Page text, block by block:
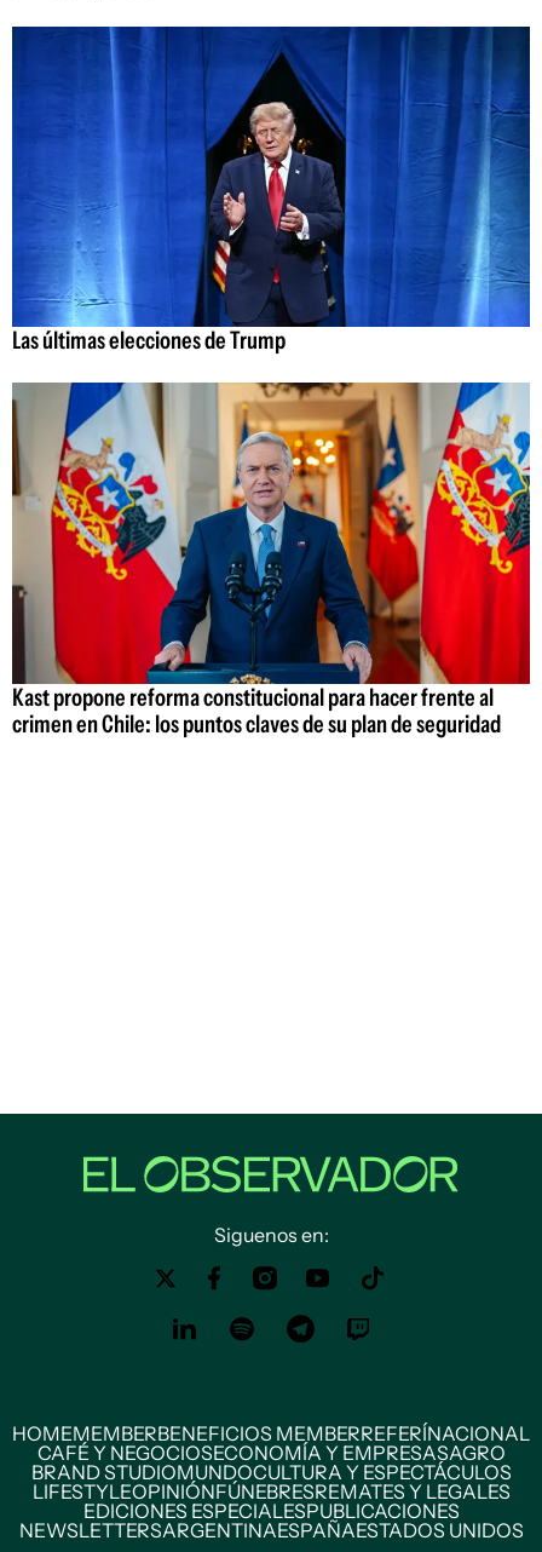
Las últimas elecciones de Trump
Kast propone reforma constitucional para hacer frente al
crimen en Chile: los puntos claves de su plan de seguridad
Siguenos en:
HOMEMEMBERBENEFICIOS MEMBERREFERÍNACIONAL
CAFÉ Y NEGOCIOSECONOMÍA Y EMPRESASAGRO
BRAND STUDIOMUNDOCULTURA Y ESPECTÁCULOS
LIFESTYLEOPINIÓNFÚNEBRESREMATES Y LEGALES
EDICIONES ESPECIALESPUBLICACIONES
NEWSLETTERSARGENTINAESPAÑAESTADOS UNIDOS